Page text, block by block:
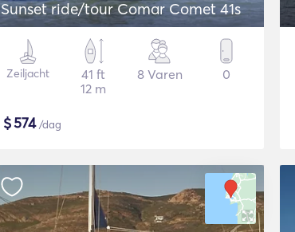
Sunset ride/tour Comar Comet 41s
Zeiljacht
41 ft
12 m
8 Varen 0
$574/dag